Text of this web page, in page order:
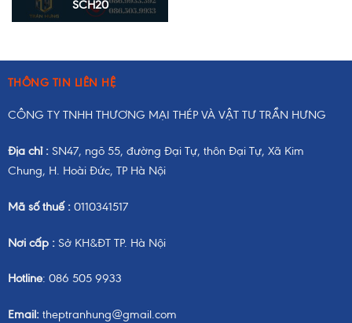
SCH20
THÔNG TIN LIÊN HỆ
CÔNG TY TNHH THƯƠNG MẠI THÉP VÀ VẬT TƯ TRẦN HƯNG
Địa chỉ :SN47, ngõ 55, đường Đại Tự, thôn Đại Tự, Xã Kim
Chung, H. Hoài Đức, TP Hà Nội
Mã số thuế : 0110341517
Nơi cấp :Sở KH&ĐT TP. Hà Nội
Hotline: 086 505 9933
Email:theptranhung@gmail.com